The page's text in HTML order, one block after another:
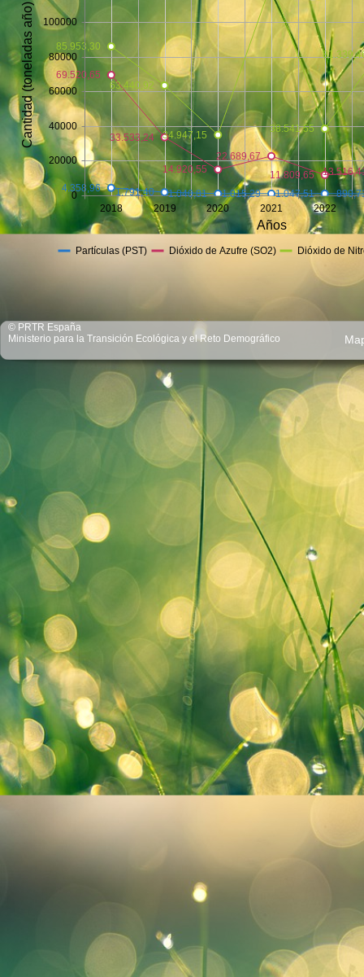
Años
2018 2019 2020 2021 2022
4.358,96
69.520,65
85.953,30
1.791,40
33.533,24
63.440,92
1.040,81
14.920,55
34.947,15
1.015,29
22.689,67
1.047,51
11.809,65
38.541,55
0
20000
40000
60000
80000
100000
Cantidad (toneladas año)
Partículas (PST) Dióxido de Azufre (SO2) Dióxido de
© PRTR España
Ministerio para la Transición Ecológica y el Reto Demográfico